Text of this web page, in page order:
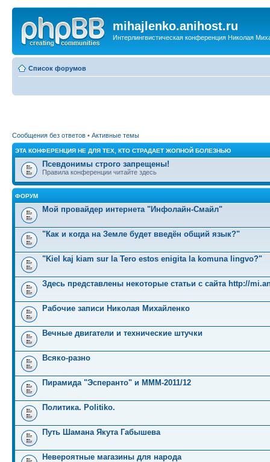
mihajlenko.anihost.ru
Интерлингвистическая конференция Николая
Список форумов
Сообщения без ответов • Активные темы
ЭТА КОНФЕРЕНЦИЯ НЕ ДЛЯ ТЕХ, КТО СТРАДАЕТ ЖОПНОЙ БОЛЕЗНЬЮ
Псевдонимы строго запрещены!
Правила конференции читайте здесь
ФОРУМ
Мой провайдер интернета "Инфолайн-Смайл"
"Как и когда на Земле будет введён общий язык?"
"Kiel kaj kiam sur la Tero estos enigita la komuna lingvo?"
Здесь представлены некоторые статьи с сайта http://
Рабочие записи Николая Михайленко
Вечные двигатели и технические штучки
Всяко-разно
Пирамида "Эсперанто" и MMM-2011/12
Политика. Politiko.
Путь Шамана Якута Габышева
Невероятные магазины для народа